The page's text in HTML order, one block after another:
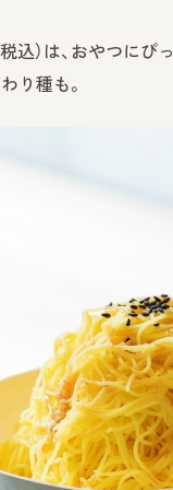
税込）は、おやつに
り種も。